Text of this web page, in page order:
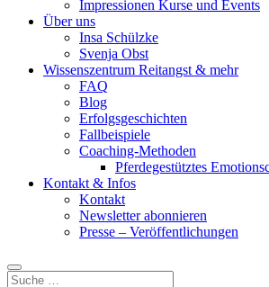
Impressionen Kurse und Events
Über uns
Insa Schülzke
Svenja Obst
Wissenszentrum Reitangst & mehr
FAQ
Blog
Erfolgsgeschichten
Fallbeispiele
Coaching-Methoden
Pferdegestütztes
Kontakt & Infos
Kontakt
Newsletter abonnieren
Presse – Veröffentlichungen